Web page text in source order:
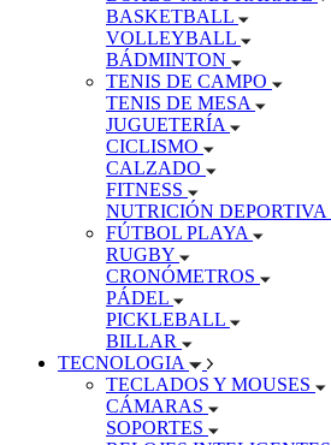
BASKETBALL
VOLLEYBALL
BÁDMINTON
TENIS DE CAMPO
TENIS DE MESA
JUGUETERÍA
CICLISMO
CALZADO
FITNESS
NUTRICIÓN DEPORTIVA
FÚTBOL PLAYA
RUGBY
CRONÓMETROS
PÁDEL
PICKLEBALL
BILLAR
TECNOLOGIA
TECLADOS Y MOUSES
CÁMARAS
SOPORTES